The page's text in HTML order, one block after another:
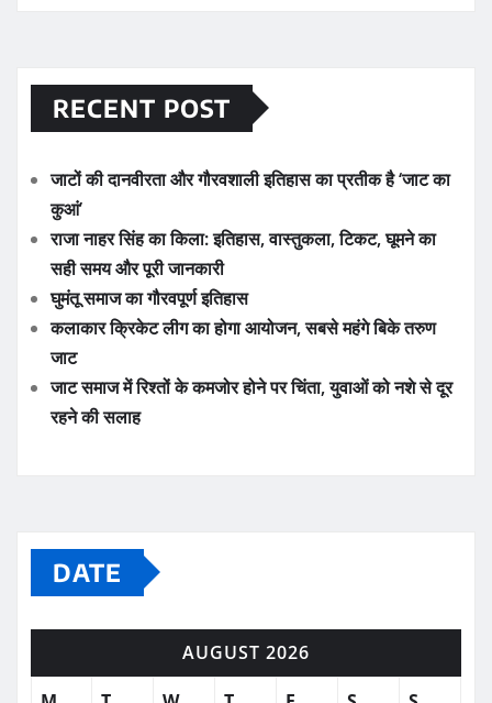
RECENT POST
जाटों की दानवीरता और गौरवशाली इतिहास का प्रतीक है ‘जाट का
कुआं’
राजा नाहर सिंह का किला: इतिहास, वास्तुकला, टिकट, घूमने का
सही समय और पूरी जानकारी
घुमंतू समाज का गौरवपूर्ण इतिहास
कलाकार क्रिकेट लीग का होगा आयोजन, सबसे महंगे बिके तरुण
जाट
जाट समाज में रिश्तों के कमजोर होने पर चिंता, युवाओं को नशे से दूर
रहने की सलाह
DATE
AUGUST 2026